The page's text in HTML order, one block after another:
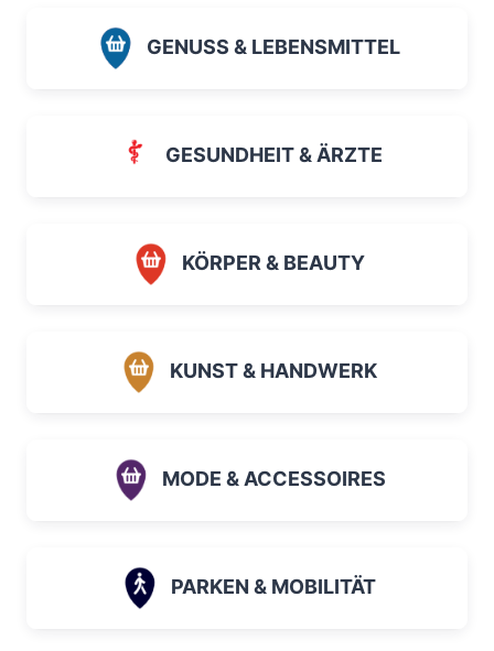
GENUSS & LEBENSMITTEL
GESUNDHEIT & ÄRZTE
KÖRPER & BEAUTY
KUNST & HANDWERK
MODE & ACCESSOIRES
PARKEN & MOBILITÄT